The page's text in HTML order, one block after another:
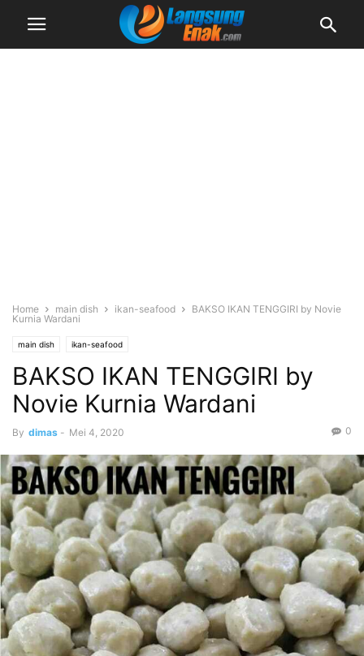
Home main dish ikan-seafood
BAKSO IKAN TENGGIRI by Novie
Kurnia Wardani
main dish ikan-seafood
BAKSO IKAN TENGGIRI by
Novie Kurnia Wardani
By dimas - Mei 4, 2020 0